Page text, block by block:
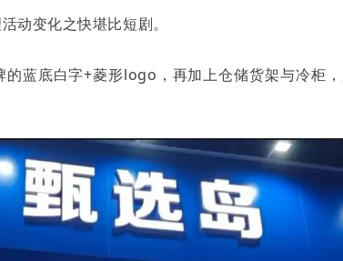
动变化之快堪比短剧。
蓝底白字+菱形logo，再加上仓储货架与冷柜